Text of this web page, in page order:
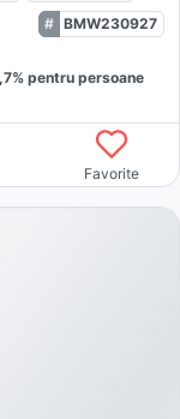
BMW230927
% pentru persoane
Favorite